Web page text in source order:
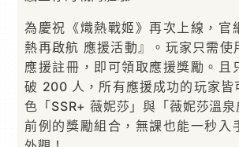
為慶祝《熾熱戰姬》再次上線，官
熱再啟航 應援活動』。玩家只需使
應援註冊，即可領取應援獎勵。且
破 200 人，所有應援成功的玩家皆
色「SSR+ 薇妮莎」與「薇妮莎溫
前例的獎勵組合，無課也能一秒入